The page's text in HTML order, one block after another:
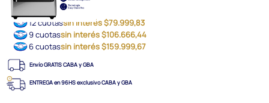
12 cuotassin interés $79.999,83
9 cuotassin interés $106.666,44
6 cuotassin interés $159.999,67
Envío GRATIS CABA y GBA
ENTREGA en 96HS exclusivo CABA y GBA